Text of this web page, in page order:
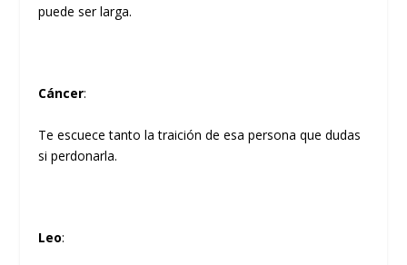
puede ser larga.
Cáncer:
Te escuece tanto la traición de esa persona que dudas
si perdonarla.
Leo: